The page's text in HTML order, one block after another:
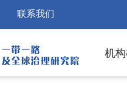
联系我们
机